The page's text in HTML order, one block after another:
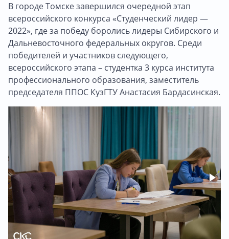
В городе Томске завершился очередной этап
всероссийского конкурса «Студенческий лидер —
2022», где за победу боролись лидеры Сибирского и
Дальневосточного федеральных округов. Среди
победителей и участников следующего,
всероссийского этапа – студентка 3 курса института
профессионального образования, заместитель
председателя ППОС КузГТУ Анастасия Бардасинская.